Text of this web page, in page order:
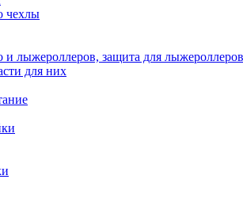
чехлы
лыжероллеров, защита для
для них